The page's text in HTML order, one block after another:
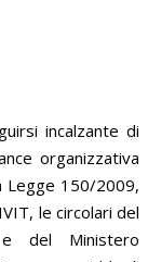
incalzante di
organizzativa
Legge 150/2009,
le circolari del
e del Ministero